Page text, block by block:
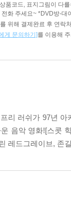
품코드, 표지그림이 다
화 주세요~ *DVD방-
위해 결제완료 후 연락
게 문의하기]를 이용해
리 러쉬가 97년
음악 영화![스콧
레드그레이브, 존